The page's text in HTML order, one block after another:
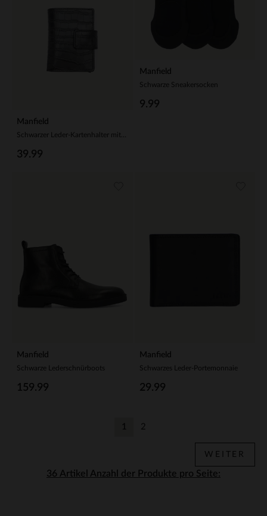
Manfield
39.99
Manfield
Schwarze Sneakersocken
9.99
Manfield
Schwarze Lederschnürboots
159.99
Manfield
Schwarzes Leder-Portemonnaie
29.99
Anzahl der Produkte pro Seite:
1 2
WEITER